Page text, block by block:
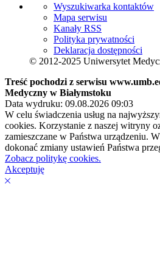
Wyszukiwarka kontaktów
Mapa serwisu
Kanały RSS
Polityka prywatności
Deklaracja dostępności
© 2012-2025 Uniwersytet
Treść pochodzi z serwisu
Medyczny w Białymstoku
Data wydruku: 09.08.2026 09:03
W celu świadczenia usług na
cookies. Korzystanie z naszej witryny
zamieszczane w Państwa urządzeniu.
dokonać zmiany ustawień Państwa
Zobacz politykę cookies.
Akceptuję